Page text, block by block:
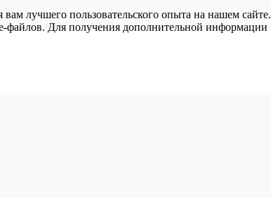
лучшего пользовательского опыта на нашем сайте.
файлов. Для получения дополнительной информации